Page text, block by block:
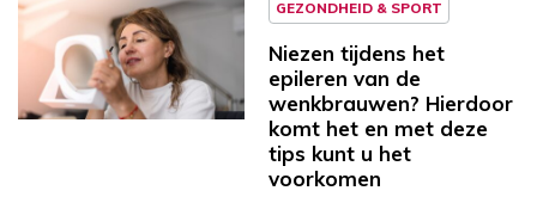
GEZONDHEID & SPORT
Niezen tijdens het
epileren van de
wenkbrauwen? Hierdoor
komt het en met deze
tips kunt u het
voorkomen